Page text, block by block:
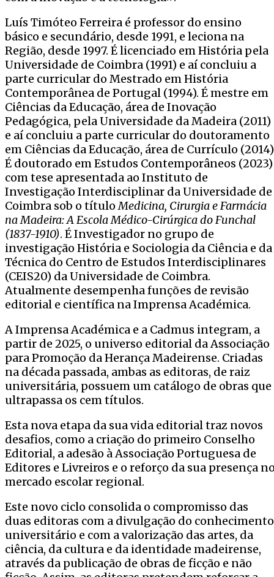
Luís Timóteo Ferreira é professor do ensino
básico e secundário, desde 1991, e leciona na
Região, desde 1997. É licenciado em História pela
Universidade de Coimbra (1991) e aí concluiu a
parte curricular do Mestrado em História
Contemporânea de Portugal (1994). É mestre em
Ciências da Educação, área de Inovação
Pedagógica, pela Universidade da Madeira (2011)
e aí concluiu a parte curricular do doutoramento
em Ciências da Educação, área de Currículo
É doutorado em Estudos Contemporâneos (2023)
com tese apresentada ao Instituto de
Investigação Interdisciplinar da Universidade de
Coimbra sob o títuloMedicina, Cirurgia e Farmácia
na Madeira: A Escola Médico-Cirúrgica do Funchal
(1837-1910). É Investigador no grupo de
investigação História e Sociologia da Ciência e da
Técnica do Centro de Estudos Interdisciplinares
(CEIS20) da Universidade de Coimbra.
Atualmente desempenha funções de revisão
editorial e científica na Imprensa Académica.
A Imprensa Académica e a Cadmus integram, a
partir de 2025, o universo editorial da Associação
para Promoção da Herança Madeirense. Criadas
na década passada, ambas as editoras, de raiz
universitária, possuem um catálogo de obras que
ultrapassa os cem títulos.
Esta nova etapa da sua vida editorial traz novos
desafios, como a criação do primeiro Conselho
Editorial, a adesão à Associação Portuguesa de
Editores e Livreiros e o reforço da sua presença
mercado escolar regional.
Este novo ciclo consolida o compromisso das
duas editoras com a divulgação do conhecimento
universitário e com a valorização das artes, da
ciência, da cultura e da identidade madeirense,
através da publicação de obras de ficção e não